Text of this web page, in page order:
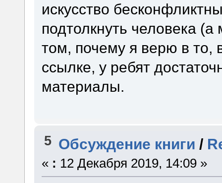
искусство
подтолкнуть человека
том, почему я верю в то,
ссылке, у ребят
материалы.
5 Обсуждение книги /
« : 12 Декабря 2019, 14:09 »